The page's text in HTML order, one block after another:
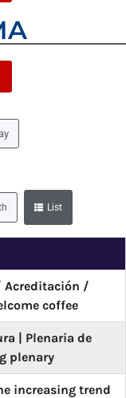
List
Acreditación /
coffee
| Plenaria de
plenary
increasing trend